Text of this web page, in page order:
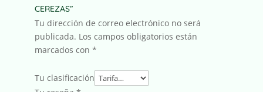
CEREZAS”
Tu dirección de correo electrónico no será
publicada. Los campos obligatorios están
marcados con *
Tu clasificación